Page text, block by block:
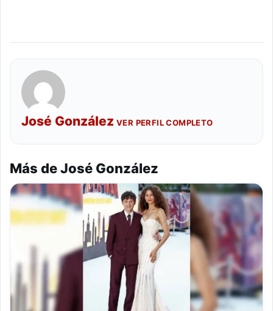
José González VER PERFIL COMPLETO
Más de José González